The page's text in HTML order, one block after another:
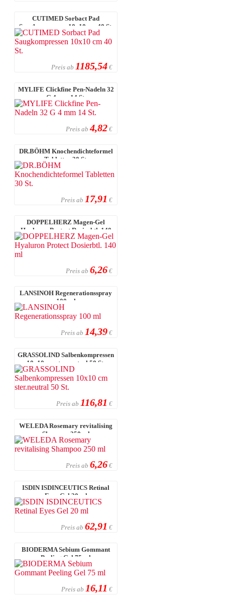
CUTIMED Sorbact Pad
Saugkompressen 10x10 cm 40 St.
Preis ab 1185,54 €
MYLIFE Clickfine Pen-Nadeln 32
G 4 mm 14 St.
Preis ab 4,82 €
DR.BÖHM Knochendichteformel
Tabletten 30 St.
Preis ab 17,91 €
DOPPELHERZ Magen-Gel
Hyaluron Protect Dosierbtl. 140
ml
Preis ab 6,26 €
LANSINOH Regenerationsspray
100 ml
Preis ab 14,39 €
GRASSOLIND Salbenkompressen
10x10 cm ster.neutral 50 St.
Preis ab 116,81 €
WELEDA Rosemary revitalising
Shampoo 250 ml
Preis ab 6,26 €
ISDIN ISDINCEUTICS Retinal
Eyes Gel 20 ml
Preis ab 62,91 €
BIODERMA Sebium Gommant
Peeling Gel 75 ml
Preis ab 16,11 €